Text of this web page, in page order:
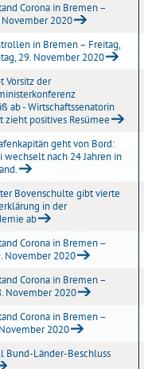
Corona in Bremen –
November 2020
in Bremen – Freitag,
29. November 2020
Vorsitz der
ab - Wirtschaftssenatorin
zieht positives Resümee
geht von Bord:
wechselt nach 24 Jahren in
Bovenschulte gibt vierte
in der
ab
Corona in Bremen –
November 2020
Corona in Bremen –
November 2020
Corona in Bremen –
2020
Bund-Länder-Beschluss